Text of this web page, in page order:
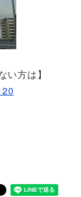
い方は】